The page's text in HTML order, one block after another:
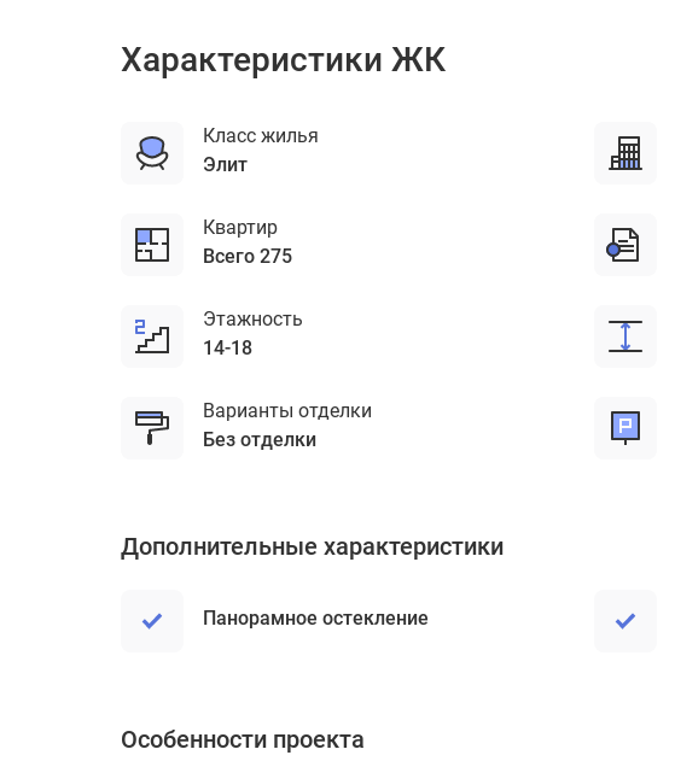
Характеристики ЖК
Класс жилья
элит
Квартир
Всего 275
Этажность
14-18
Варианты отделки
без отделки
Дополнительные характеристики
Панорамное остекление
Особенности проекта